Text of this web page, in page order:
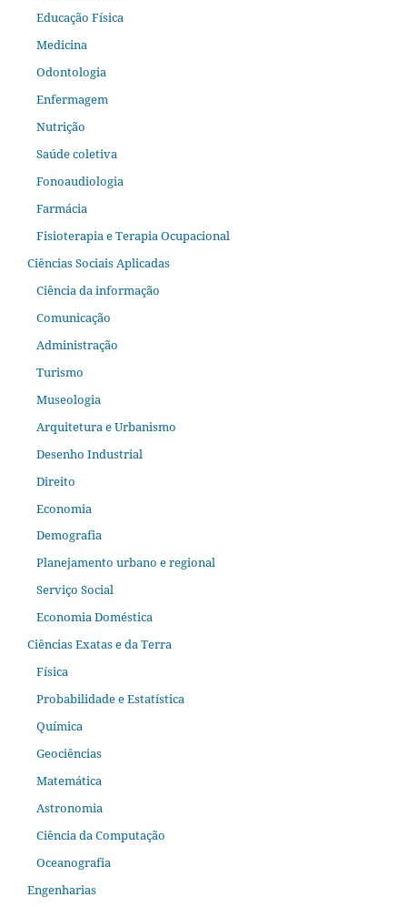
Educação Física
Medicina
Odontologia
Enfermagem
Nutrição
Saúde coletiva
Fonoaudiologia
Farmácia
Fisioterapia e Terapia Ocupacional
Ciências Sociais Aplicadas
Ciência da informação
Comunicação
Administração
Turismo
Museologia
Arquitetura e Urbanismo
Desenho Industrial
Direito
Economia
Demografia
Planejamento urbano e regional
Serviço Social
Economia Doméstica
Ciências Exatas e da Terra
Física
Probabilidade e Estatística
Química
Geociências
Matemática
Astronomia
Ciência da Computação
Oceanografia
Engenharias